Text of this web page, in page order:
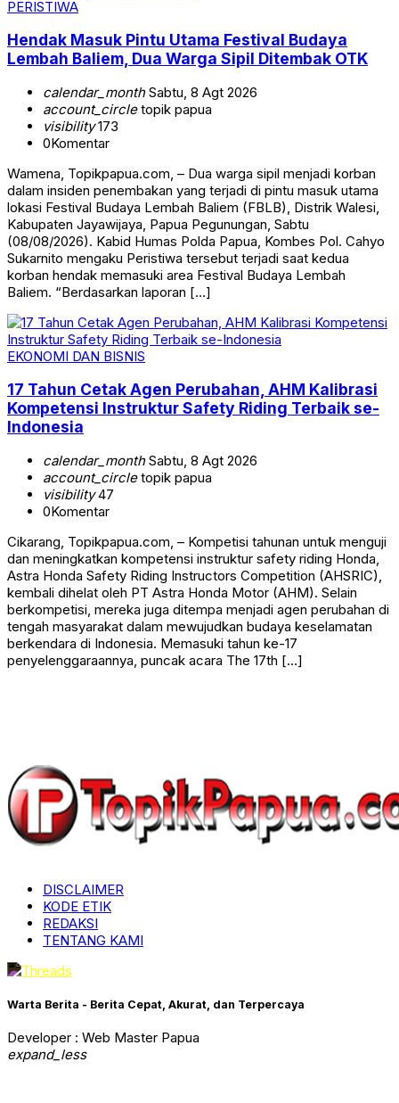
PERISTIWA
Hendak Masuk Pintu Utama Festival Budaya
Lembah Baliem, Dua Warga Sipil Ditembak OTK
calendar_monthSabtu, 8 Agt 2026
account_circletopik papua
visibility173
0Komentar
Wamena, Topikpapua.com, – Dua warga sipil menjadi korban
dalam insiden penembakan yang terjadi di pintu masuk utama
lokasi Festival Budaya Lembah Baliem (FBLB), Distrik Walesi,
Kabupaten Jayawijaya, Papua Pegunungan, Sabtu
(08/08/2026). Kabid Humas Polda Papua, Kombes Pol. Cahyo
Sukarnito mengaku Peristiwa tersebut terjadi saat kedua
korban hendak memasuki area Festival Budaya Lembah
Baliem. “Berdasarkan laporan […]
EKONOMI DAN BISNIS
17 Tahun Cetak Agen Perubahan, AHM Kalibrasi
Kompetensi Instruktur Safety Riding Terbaik se-
Indonesia
calendar_monthSabtu, 8 Agt 2026
account_circletopik papua
visibility47
0Komentar
Cikarang, Topikpapua.com, – Kompetisi tahunan untuk menguji
dan meningkatkan kompetensi instruktur safety riding Honda,
Astra Honda Safety Riding Instructors Competition (AHSRIC),
kembali dihelat oleh PT Astra Honda Motor (AHM). Selain
berkompetisi, mereka juga ditempa menjadi agen perubahan di
tengah masyarakat dalam mewujudkan budaya keselamatan
berkendara di Indonesia. Memasuki tahun ke-17
penyelenggaraannya, puncak acara The 17th […]
DISCLAIMER
KODE ETIK
REDAKSI
TENTANG KAMI
Warta Berita - Berita Cepat, Akurat, dan Terpercaya
Developer : Web Master Papua
expand_less